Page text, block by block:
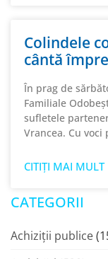
Colindele
cântă
În prag de
Familiale
sufletele
Vrancea. Cu
CITIȚI MAI MULT
CATEGORII
Achiziții publice